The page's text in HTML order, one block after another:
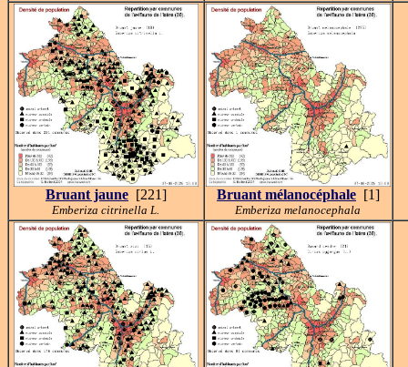
Bruant jaune [221]
Emberiza citrinella L.
Bruant mélanocéphale [1]
Emberiza melanocephala